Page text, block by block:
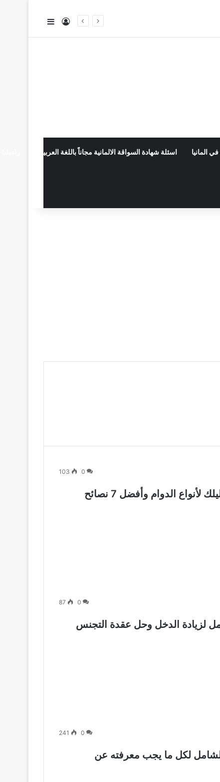
تسجيل الدخول
المانيا اسئلة شهادة السواقة الالمانية مجاناً باللغة العربية
0
103
العمل بنظام الورديات في ألمانيا 2026: دليلك لأنواع الدوام وأفضل 7 نصائح
0
87
2026: دليلك الشامل لزيادة الدخل وحل عقدة التجنس
0
241
ألمانيا 2026: دليلك الشامل لكل ما يجب معرفته عن